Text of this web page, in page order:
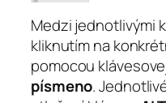
Medzi jednotlivými
kliknutím na
pomocou
písmeno.